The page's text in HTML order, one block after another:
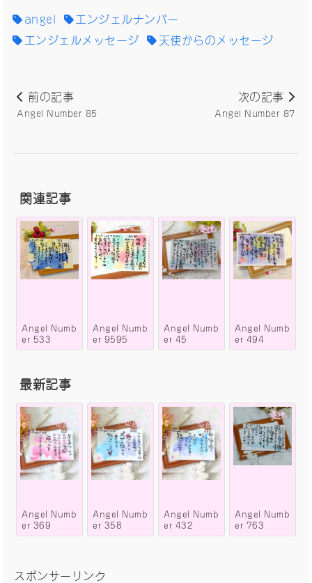
angel
エンジェルナンバー
エンジェルメッセージ
天使からのメッセージ
前の記事
Angel Number 85
次の記事
Angel Number 87
関連記事
Angel Numb
er 533
Angel Numb
er 9595
Angel Numb
er 45
Angel Numb
er 494
最新記事
Angel Numb
er 369
Angel Numb
er 358
Angel Numb
er 432
Angel Numb
er 763
スポンサーリンク